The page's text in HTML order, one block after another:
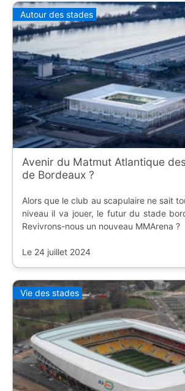
Autour des stades
Avenir du Matmut Atlantique
de Bordeaux ?
Alors que le club au scapulaire ne sait
niveau il va jouer, le futur du stade
Revivrons-nous un nouveau MMArena ?
Le 24 juillet 2024
Vie des stades